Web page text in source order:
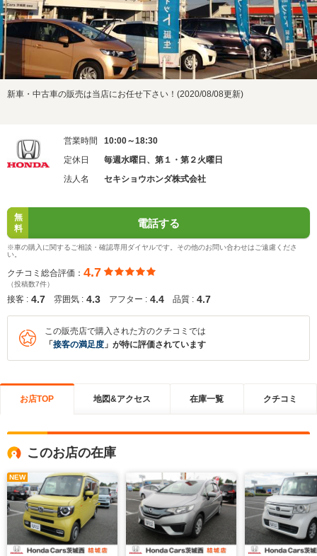
新車・中古車の販売は当店にお任せ下さい！(2020/08/08更新)
営業時間
10:00～18:30
定休日
毎週水曜日、第１・第２火曜日
法人名
セキショウホンダ株式会社
無
料
電話する
※車の購入に関するご相談・確認専用ダイヤルです。その他のお問い合わせはご遠慮くださ
い。
クチコミ総合評価： 4.7
（投稿数7件）
接客 : 4.7 雰囲気 : 4.3 アフター : 4.4 品質 : 4.7
この販売店で購入された方のクチコミでは
「 接客の満足度 」が特に評価されています
お店TOP 地図&アクセス 在庫一覧 クチコミ
このお店の在庫
NEW